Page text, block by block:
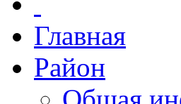
Главная
Район